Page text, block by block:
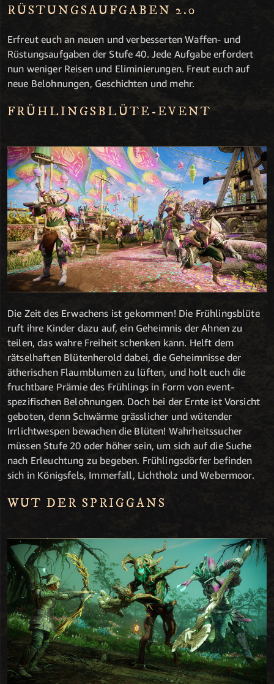
RÜSTUNGSAUFGABEN 2.0
Erfreut euch an neuen und verbesserten Waffen- und
Rüstungsaufgaben der Stufe 40. Jede Aufgabe erfordert
nun weniger Reisen und Eliminierungen. Freut euch auf
neue Belohnungen, Geschichten und mehr.
FRÜHLINGSBLÜTE-EVENT
Die Zeit des Erwachens ist gekommen! Die Frühlingsblüte
ruft ihre Kinder dazu auf, ein Geheimnis der Ahnen zu
teilen, das wahre Freiheit schenken kann. Helft dem
rätselhaften Blütenherold dabei, die Geheimnisse der
ätherischen Flaumblumen zu lüften, und holt euch die
fruchtbare Prämie des Frühlings in Form von event-
spezifischen Belohnungen. Doch bei der Ernte ist Vorsicht
geboten, denn Schwärme grässlicher und wütender
Irrlichtwespen bewachen die Blüten! Wahrheitssucher
müssen Stufe 20 oder höher sein, um sich auf die Suche
nach Erleuchtung zu begeben. Frühlingsdörfer befinden
sich in Königsfels, Immerfall, Lichtholz und Webermoor.
WUT DER SPRIGGANS